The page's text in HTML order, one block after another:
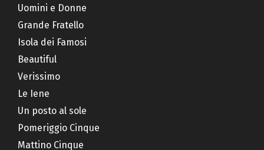
Uomini e Donne
Grande Fratello
Isola dei Famosi
Beautiful
Verissimo
Le Iene
Un posto al sole
Pomeriggio Cinque
Mattino Cinque